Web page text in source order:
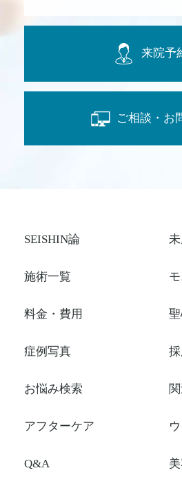
来院予
ご相談・お
SEISHIN論
施術一覧
料金・費用
症例写真
お悩み検索
アフターケア
Q&A